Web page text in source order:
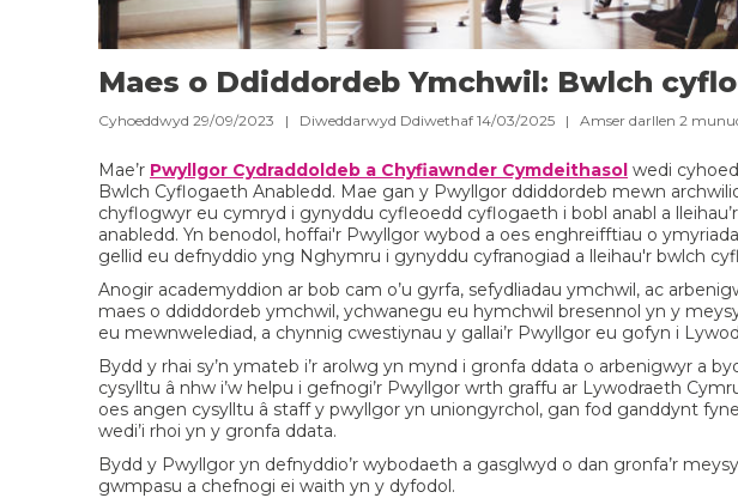
Maes o Ddiddordeb Ymchwil: Bwlch
Cyhoeddwyd 29/09/2023 | Diweddarwyd Ddiwethaf 14/03/2025 | Amser darllen 2
Mae’r Pwyllgor Cydraddoldeb a Chyfiawnder Cymdeithasol wedi
Bwlch Cyflogaeth Anabledd. Mae gan y Pwyllgor ddiddordeb mewn
chyflogwyr eu cymryd i gynyddu cyfleoedd cyflogaeth i bobl anabl a
anabledd. Yn benodol, hoffai'r Pwyllgor wybod a oes enghreifftiau o
gellid eu defnyddio yng Nghymru i gynyddu cyfranogiad a lleihau'r bwlch
Anogir academyddion ar bob cam o’u gyrfa, sefydliadau ymchwil, ac
maes o ddiddordeb ymchwil, ychwanegu eu hymchwil bresennol yn y
eu mewnwelediad, a chynnig cwestiynau y gallai’r Pwyllgor eu gofyn i
Bydd y rhai sy’n ymateb i’r arolwg yn mynd i gronfa ddata o arbenigwyr a
cysylltu â nhw i’w helpu i gefnogi’r Pwyllgor wrth graffu ar Lywodraeth
oes angen cysylltu â staff y pwyllgor yn uniongyrchol, gan fod ganddynt
wedi’i rhoi yn y gronfa ddata.
Bydd y Pwyllgor yn defnyddio’r wybodaeth a gasglwyd o dan gronfa’r
gwmpasu a chefnogi ei waith yn y dyfodol.